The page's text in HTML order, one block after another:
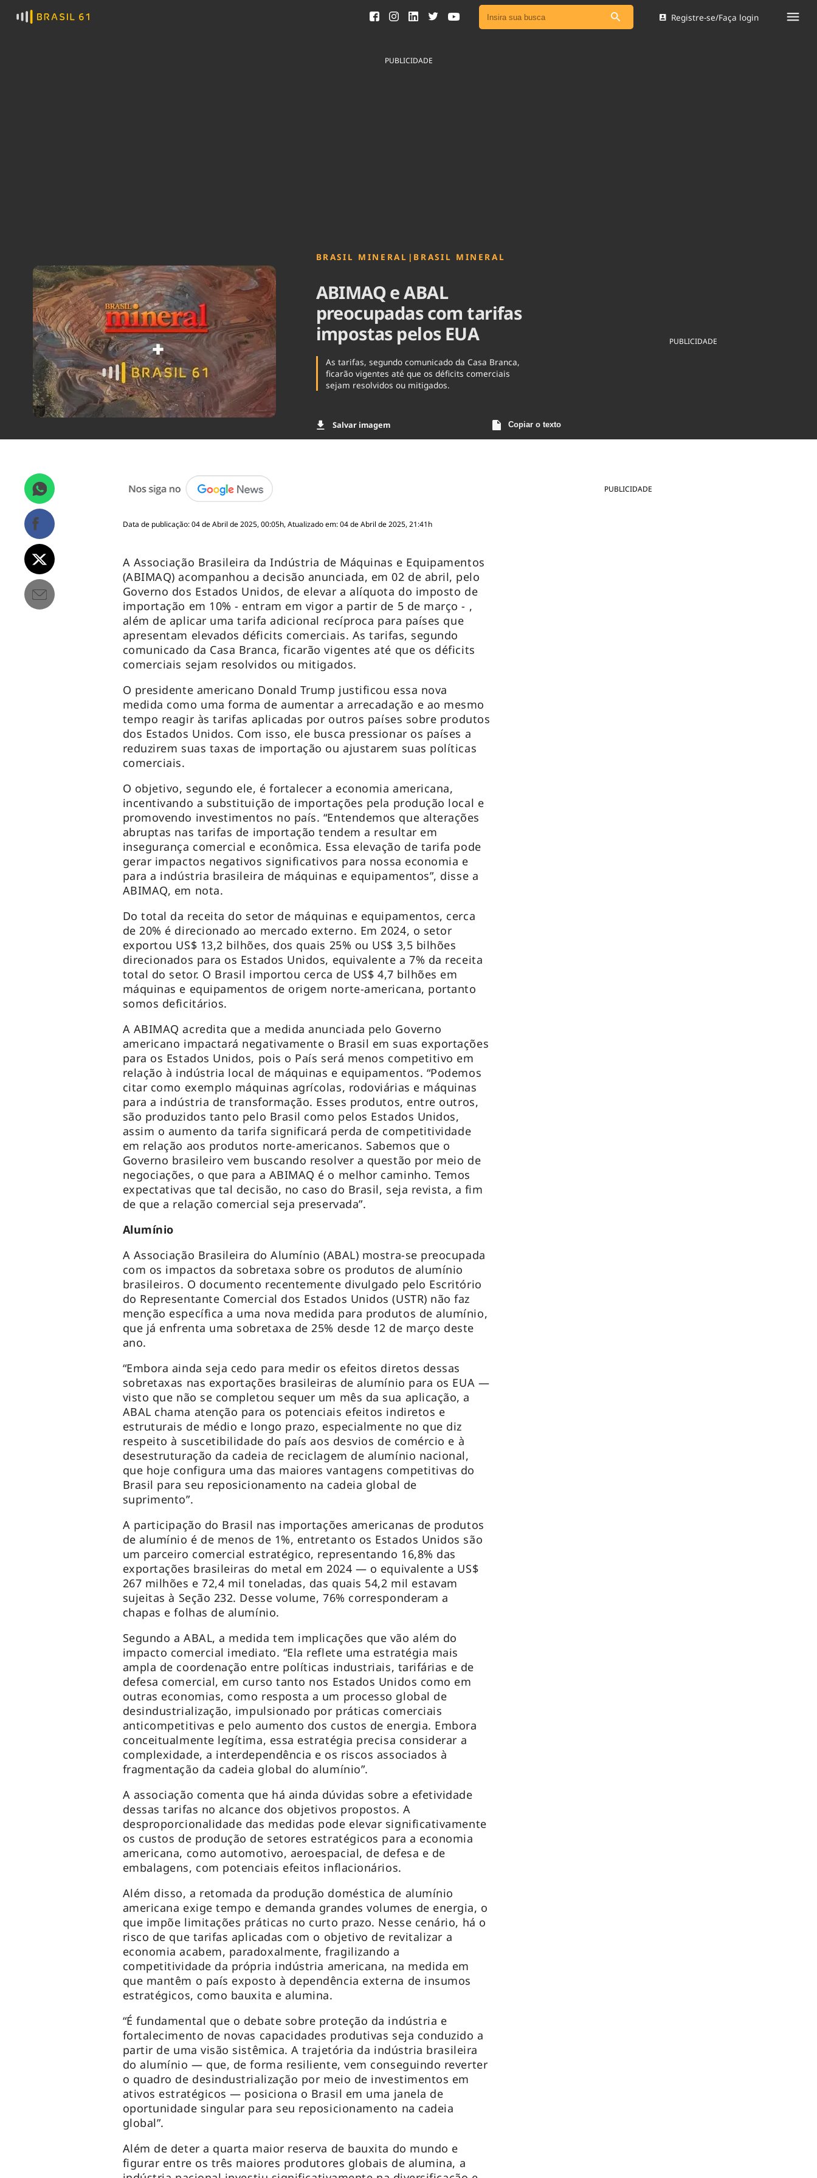
Ver todas as notícias
Brasil Mineral
Ciência & Tecnologia
Registre-se/Faça login
PUBLICIDADE
BRASIL MINERAL | BRASIL MINERAL
ABIMAQ e ABAL
preocupadas com tarifas
impostas pelos EUA
As tarifas, segundo comunicado da Casa Branca,
ficarão vigentes até que os déficits comerciais
sejam resolvidos ou mitigados.
Salvar imagem Copiar o texto
PUBLICIDADE
PUBLICIDADE
Data de publicação: 04 de Abril de 2025, 00:05h, Atualizado em: 04 de Abril de 2025, 21:41h
A Associação Brasileira da Indústria de Máquinas e Equipamentos
(ABIMAQ) acompanhou a decisão anunciada, em 02 de abril, pelo
Governo dos Estados Unidos, de elevar a alíquota do imposto de
importação em 10% - entram em vigor a partir de 5 de março - ,
além de aplicar uma tarifa adicional recíproca para países que
apresentam elevados déficits comerciais. As tarifas, segundo
comunicado da Casa Branca, ficarão vigentes até que os déficits
comerciais sejam resolvidos ou mitigados.
O presidente americano Donald Trump justificou essa nova
medida como uma forma de aumentar a arrecadação e ao mesmo
tempo reagir às tarifas aplicadas por outros países sobre produtos
dos Estados Unidos. Com isso, ele busca pressionar os países a
reduzirem suas taxas de importação ou ajustarem suas políticas
comerciais.
O objetivo, segundo ele, é fortalecer a economia americana,
incentivando a substituição de importações pela produção local e
promovendo investimentos no país. “Entendemos que alterações
abruptas nas tarifas de importação tendem a resultar em
insegurança comercial e econômica. Essa elevação de tarifa pode
gerar impactos negativos significativos para nossa economia e
para a indústria brasileira de máquinas e equipamentos”, disse a
ABIMAQ, em nota.
Do total da receita do setor de máquinas e equipamentos, cerca
de 20% é direcionado ao mercado externo. Em 2024, o setor
exportou US$ 13,2 bilhões, dos quais 25% ou US$ 3,5 bilhões
direcionados para os Estados Unidos, equivalente a 7% da receita
total do setor. O Brasil importou cerca de US$ 4,7 bilhões em
máquinas e equipamentos de origem norte-americana, portanto
somos deficitários.
A ABIMAQ acredita que a medida anunciada pelo Governo
americano impactará negativamente o Brasil em suas exportações
para os Estados Unidos, pois o País será menos competitivo em
relação à indústria local de máquinas e equipamentos. “Podemos
citar como exemplo máquinas agrícolas, rodoviárias e máquinas
para a indústria de transformação. Esses produtos, entre outros,
são produzidos tanto pelo Brasil como pelos Estados Unidos,
assim o aumento da tarifa significará perda de competitividade
em relação aos produtos norte-americanos. Sabemos que o
Governo brasileiro vem buscando resolver a questão por meio de
negociações, o que para a ABIMAQ é o melhor caminho. Temos
expectativas que tal decisão, no caso do Brasil, seja revista, a fim
de que a relação comercial seja preservada”.
Alumínio
A Associação Brasileira do Alumínio (ABAL) mostra-se preocupada
com os impactos da sobretaxa sobre os produtos de alumínio
brasileiros. O documento recentemente divulgado pelo Escritório
do Representante Comercial dos Estados Unidos (USTR) não faz
menção específica a uma nova medida para produtos de alumínio,
que já enfrenta uma sobretaxa de 25% desde 12 de março deste
ano.
“Embora ainda seja cedo para medir os efeitos diretos dessas
sobretaxas nas exportações brasileiras de alumínio para os EUA —
visto que não se completou sequer um mês da sua aplicação, a
ABAL chama atenção para os potenciais efeitos indiretos e
estruturais de médio e longo prazo, especialmente no que diz
respeito à suscetibilidade do país aos desvios de comércio e à
desestruturação da cadeia de reciclagem de alumínio nacional,
que hoje configura uma das maiores vantagens competitivas do
Brasil para seu reposicionamento na cadeia global de
suprimento”.
A participação do Brasil nas importações americanas de produtos
de alumínio é de menos de 1%, entretanto os Estados Unidos são
um parceiro comercial estratégico, representando 16,8% das
exportações brasileiras do metal em 2024 — o equivalente a US$
267 milhões e 72,4 mil toneladas, das quais 54,2 mil estavam
sujeitas à Seção 232. Desse volume, 76% corresponderam a
chapas e folhas de alumínio.
Segundo a ABAL, a medida tem implicações que vão além do
impacto comercial imediato. “Ela reflete uma estratégia mais
ampla de coordenação entre políticas industriais, tarifárias e de
defesa comercial, em curso tanto nos Estados Unidos como em
outras economias, como resposta a um processo global de
desindustrialização, impulsionado por práticas comerciais
anticompetitivas e pelo aumento dos custos de energia. Embora
conceitualmente legítima, essa estratégia precisa considerar a
complexidade, a interdependência e os riscos associados à
fragmentação da cadeia global do alumínio”.
A associação comenta que há ainda dúvidas sobre a efetividade
dessas tarifas no alcance dos objetivos propostos. A
desproporcionalidade das medidas pode elevar significativamente
os custos de produção de setores estratégicos para a economia
americana, como automotivo, aeroespacial, de defesa e de
embalagens, com potenciais efeitos inflacionários.
Além disso, a retomada da produção doméstica de alumínio
americana exige tempo e demanda grandes volumes de energia, o
que impõe limitações práticas no curto prazo. Nesse cenário, há o
risco de que tarifas aplicadas com o objetivo de revitalizar a
economia acabem, paradoxalmente, fragilizando a
competitividade da própria indústria americana, na medida em
que mantêm o país exposto à dependência externa de insumos
estratégicos, como bauxita e alumina.
“É fundamental que o debate sobre proteção da indústria e
fortalecimento de novas capacidades produtivas seja conduzido a
partir de uma visão sistêmica. A trajetória da indústria brasileira
do alumínio — que, de forma resiliente, vem conseguindo reverter
o quadro de desindustrialização por meio de investimentos em
ativos estratégicos — posiciona o Brasil em uma janela de
oportunidade singular para seu reposicionamento na cadeia
global”.
Além de deter a quarta maior reserva de bauxita do mundo e
figurar entre os três maiores produtores globais de alumina, a